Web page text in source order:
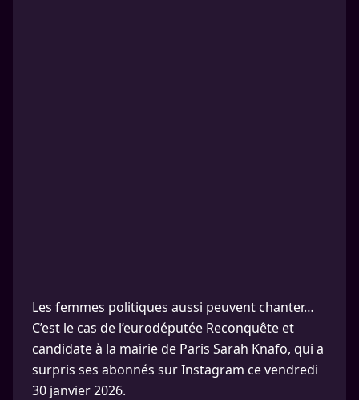
Les femmes politiques aussi peuvent chanter…
C’est le cas de l’eurodéputée Reconquête et
candidate à la mairie de Paris Sarah Knafo, qui a
surpris ses abonnés sur Instagram ce vendredi
30 janvier 2026.